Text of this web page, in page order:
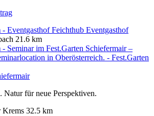
Eventgasthof
21.6 km
Natur für neue Perspektiven.
Krems 32.5 km